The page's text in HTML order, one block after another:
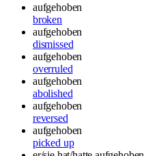
aufgehoben
broken
aufgehoben
dismissed
aufgehoben
overruled
aufgehoben
abolished
aufgehoben
reversed
aufgehoben
picked up